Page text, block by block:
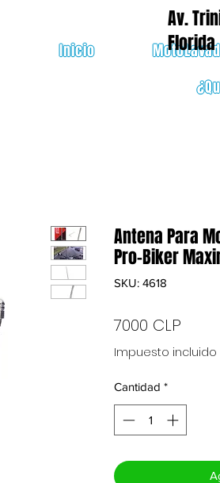
Inicio
Av.
Florida
Antena Para
Pro-Biker
SKU: 4618
7000 CLP
Impuesto incluido
Cantidad *